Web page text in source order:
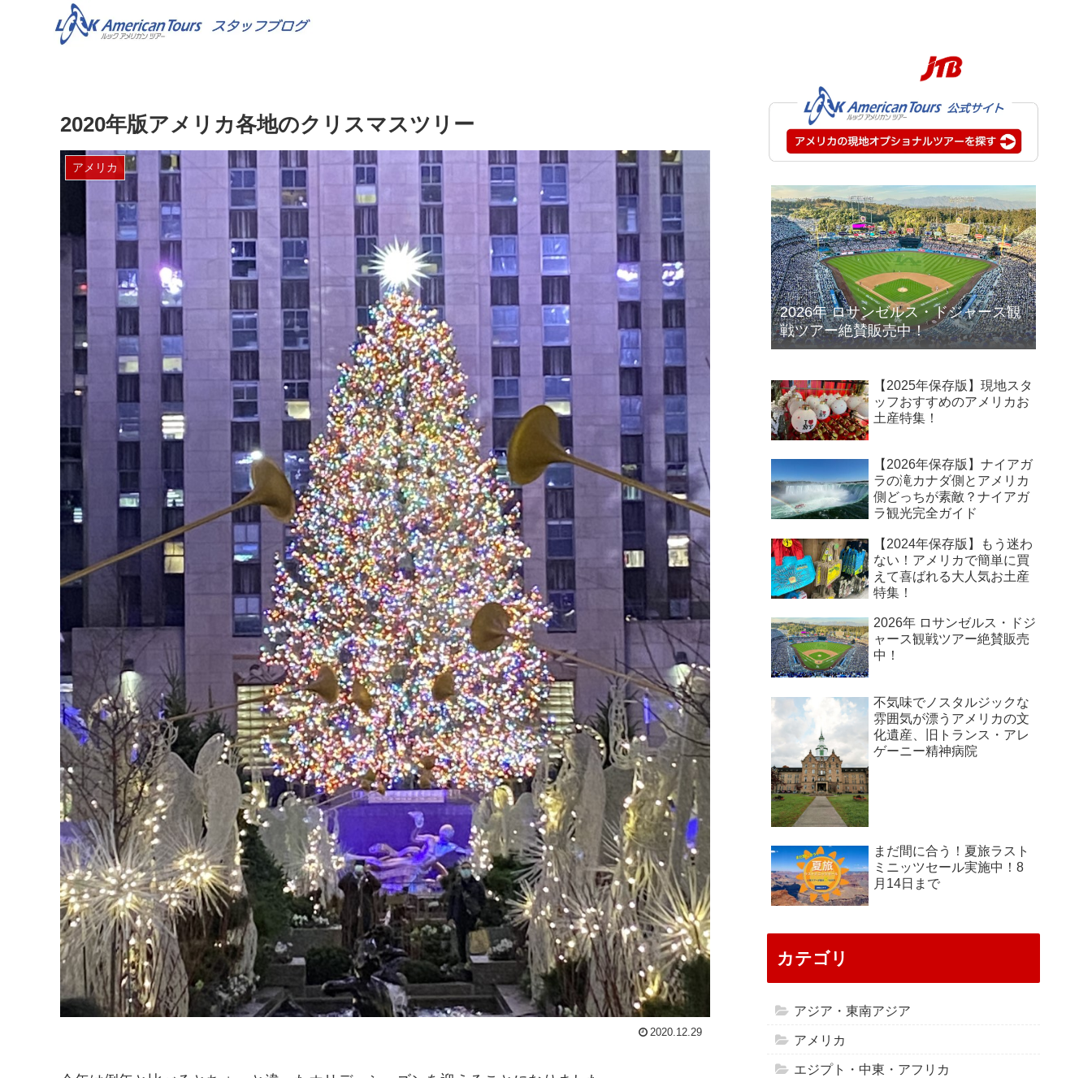
2020年版アメリカ各地のクリスマスツリー
アメリカ
2020.12.29
2026年 ロサンゼルス・ドジャース観
戦ツアー絶賛販売中！
【2025年保存版】現地スタ
ッフおすすめのアメリカお
土産特集！
【2026年保存版】ナイアガ
ラの滝カナダ側とアメリカ
側どっちが素敵？ナイアガ
ラ観光完全ガイド
【2024年保存版】もう迷わ
ない！アメリカで簡単に買
えて喜ばれる大人気お土産
特集！
2026年 ロサンゼルス・ドジ
ャース観戦ツアー絶賛販売
中！
不気味でノスタルジックな
雰囲気が漂うアメリカの文
化遺産、旧トランス・アレ
ゲーニー精神病院
まだ間に合う！夏旅ラスト
ミニッツセール実施中！8
月14日まで
カテゴリ
アジア・東南アジア
アメリカ
エジプト・中東・アフリカ